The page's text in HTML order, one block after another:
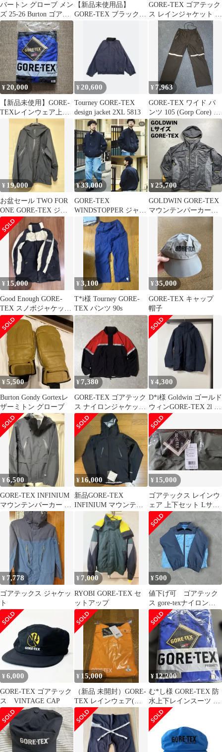
バートン グローブ メン
ズ 25-26 Burton ゴアテ
ックス ゴンディ レザー
ミトン W26JP-103371
Mens GORE-TEX Gondy
Leather Mitten スノーボ
ードグローブ スノーグ
ローブ スノーボード ス
ノボ 正規品
【新品未使用品】
GORE-TEX ブラック
GORE-TEX ゴアテック
ス レインジャケット 赤
M フード付き 保存袋付
¥20,000
【新品未使用】GORE-
TEXレインウェア上下
セット サイズLL
¥ 20,600
Tourney GORE-TEX
design jacket 2XL 5813
¥ 7,963
GORE-TEX ワイド パ
ンツ 105 (Gorp Core) 着
用画像 O
¥ 19,000
お盆セール TWO FOR
ONE GORE-TEX ジャ
ケット L
¥33,000
GORE-TEX
WINDSTOPPER ジャケ
ット&パンツ
¥25,700
GOLDWIN GORE-TEX
マウンテンパーカー
登山 テック ギミッ
ク L
¥ 15,000
Good Enough GORE-
TEX スノボジャケット
パンツ セット
¥3,100
T*i様 Tourney GORE-
TEX パンツ 90s
¥35,000
GORE-TEX キャップ
帽子
¥5,500
Burton Gondy Gortexレ
ザーミトン グローブ
¥7,380
GORE-TEX ゴアテック
ス ナイロンジャケット
リフレクター素材 Mサ
イズ
¥4,300
D*i様 Goldwin ゴールド
ウィンGORE-TEX 2l パ
ーテックスナイ
¥6,500
GORE-TEX INFINIUM
マウンテンパーカー ブ
ラック
¥ 16,000
新品GORE-TEX
INFINIUM マウンテン
パーカー ブラック L
¥ 15,000
ゴアテックス レインウ
ェア 上下セット Lサイ
ズ
¥ 7,778
ゴアテックス ジャケッ
ト
¥ 7,000
RYOBI GORE-TEX セ
ットアップ
¥500
値下げ可 ゴアテック
ス gore-texナイロンジ
ャケット 青/紺
¥6,000
GORE-TEX ゴアテック
ス VINTAGE CAP
¥ 15,000
（新品 未開封）GORE-
TEX レインウェア(上
下セット)
¥ 12,200
む*し様 GORE-TEX 防
水上下レインスーツ L
サイズ フード付き